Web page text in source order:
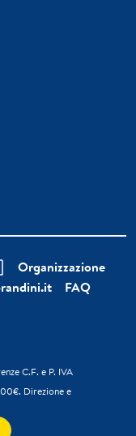
Organizzazione
FAQ
C.F. e P. IVA
Direzione e